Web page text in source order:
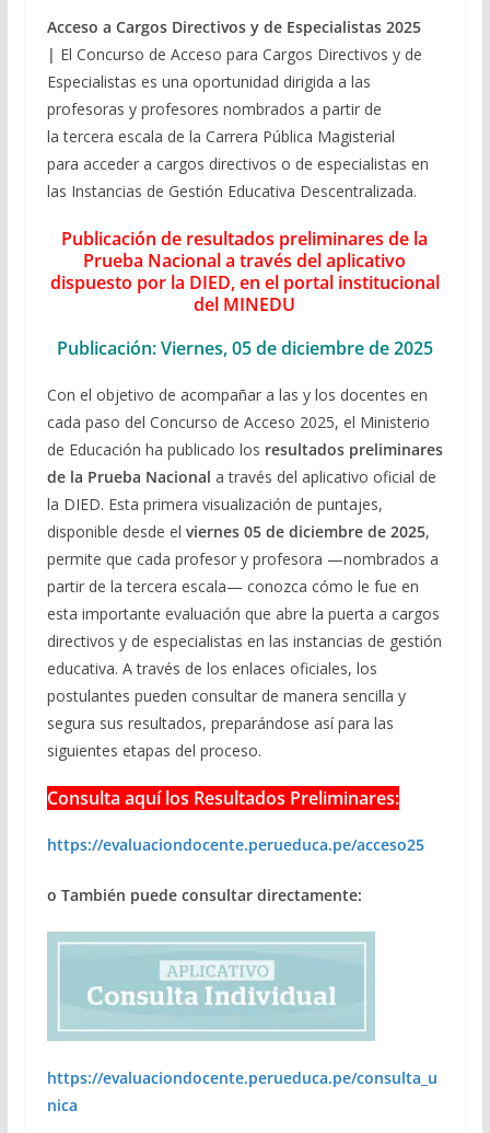
Acceso a Cargos Directivos y de Especialistas 2025
| El Concurso de Acceso para Cargos Directivos y de
Especialistas es una oportunidad dirigida a las
profesoras y profesores nombrados a partir de
la tercera escala de la Carrera Pública Magisterial
para acceder a cargos directivos o de especialistas en
las Instancias de Gestión Educativa Descentralizada.
Publicación de resultados preliminares de la
Prueba Nacional a través del aplicativo
dispuesto por la DIED, en el portal institucional
del MINEDU
Publicación: Viernes, 05 de diciembre de 2025
Con el objetivo de acompañar a las y los docentes en
cada paso del Concurso de Acceso 2025, el Ministerio
de Educación ha publicado los resultados preliminares
de la Prueba Nacional a través del aplicativo oficial de
la DIED. Esta primera visualización de puntajes,
disponible desde el viernes 05 de diciembre de 2025,
permite que cada profesor y profesora —nombrados a
partir de la tercera escala— conozca cómo le fue en
esta importante evaluación que abre la puerta a cargos
directivos y de especialistas en las instancias de gestión
educativa. A través de los enlaces oficiales, los
postulantes pueden consultar de manera sencilla y
segura sus resultados, preparándose así para las
siguientes etapas del proceso.
Consulta aquí los Resultados Preliminares:
https://evaluaciondocente.perueduca.pe/acceso25
o También puede consultar directamente:
https://evaluaciondocente.perueduca.pe/consulta_u
nica